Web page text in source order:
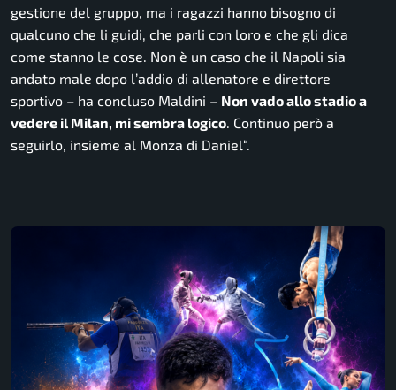
gestione del gruppo, ma i ragazzi hanno bisogno di
qualcuno che li guidi, che parli con loro e che gli dica
come stanno le cose. Non è un caso che il Napoli sia
andato male dopo l’addio di allenatore e direttore
sportivo – ha concluso Maldini – Non vado allo stadio a
vedere il Milan, mi sembra logico. Continuo però a
seguirlo, insieme al Monza di Daniel“.